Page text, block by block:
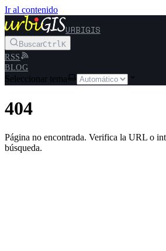
Ir al contenido
URBIGIS
BuscarCtrlK
RSS
BLOG
Seleccionar tema
404
Página no encontrada. Verifica la URL o
búsqueda.